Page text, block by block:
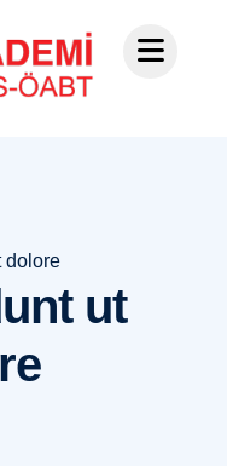
dolore
ut